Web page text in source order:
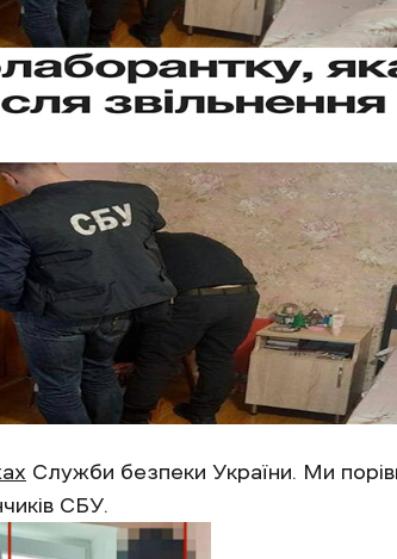
Служби безпеки України. Ми
СБУ.